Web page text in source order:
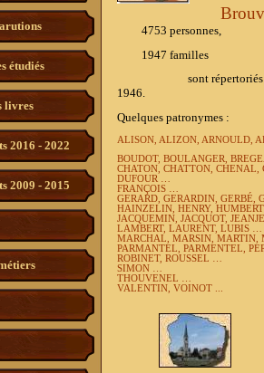
étudiés
livres
2016 - 2022
2009 - 2015
4753 personnes,
1947 familles
sont répertoriés
1946.
Quelques patronymes :
ALISON, ALIZON, ARNOULD,
BOUDOT, BOULANGER,
CHATON, CHATTON,
DUFOUR …
FRANÇOIS …
GERARD, GERARDIN,
HAINZELIN, HENRY,
JACQUEMIN, JACQUOT,
LAMBERT, LAURENT, LUBIS …
MARCHAL, MARSIN,
PARMANTEL, PARMENTEL,
ROBINET, ROUSSEL …
SIMON …
THOUVENEL …
VALENTIN, VOINOT ...